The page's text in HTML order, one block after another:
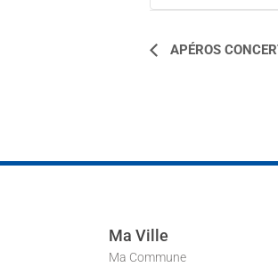
NAVIGATION
APÉROS
Ma Ville
Ma Commune